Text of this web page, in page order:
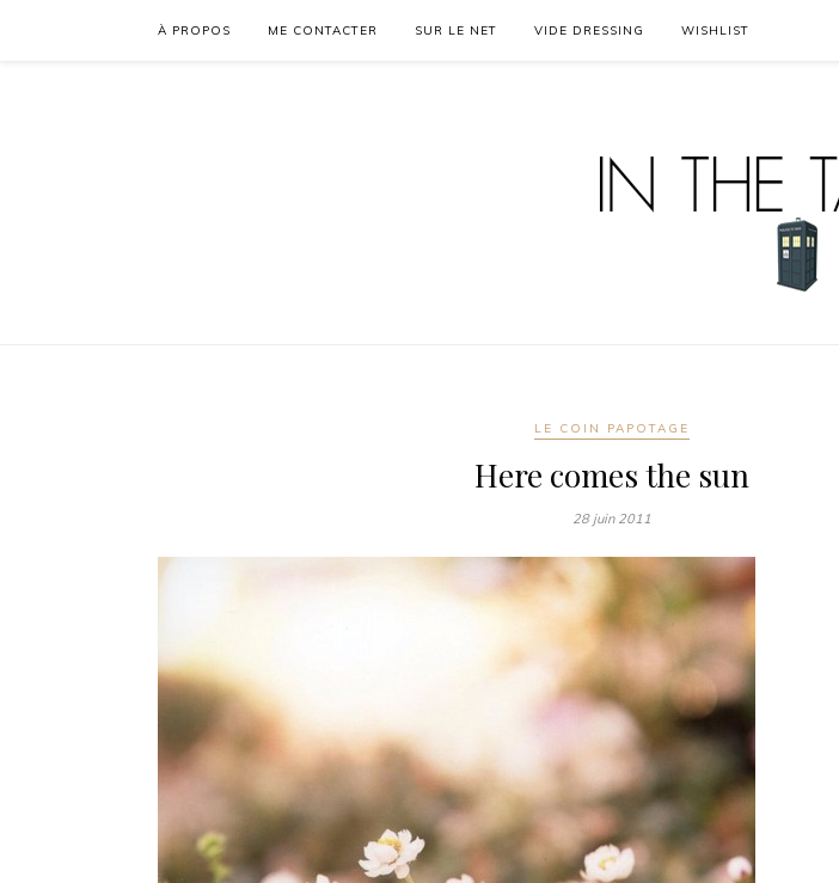
À PROPOS ME CONTACTER SUR LE NET VIDE DRESSING WISHLIST
LE COIN PAPOTAGE
Here comes the sun
28 juin 2011